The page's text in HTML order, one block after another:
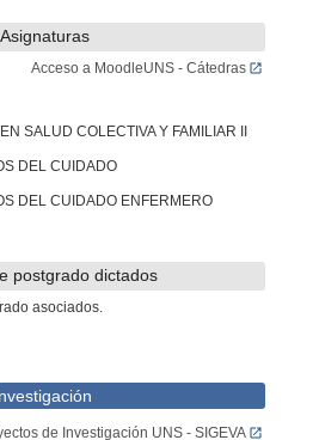
Asignaturas
Acceso a MoodleUNS - Cátedras
SALUD COLECTIVA Y FAMILIAR II
DEL CUIDADO
DEL CUIDADO ENFERMERO
postgrado dictados
asociados.
de Investigación UNS - SIGEVA